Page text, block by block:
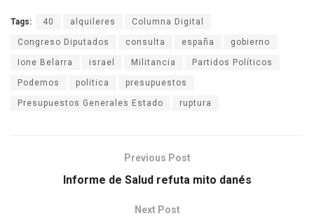
Tags: 40 alquileres Columna Digital
Congreso Diputados consulta españa gobierno
Ione Belarra israel Militancia Partidos Políticos
Podemos politica presupuestos
Presupuestos Generales Estado ruptura
Previous Post
Informe de Salud refuta mito danés
Next Post